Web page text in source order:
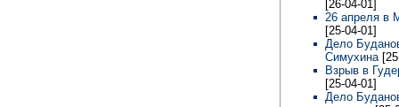
[26-04-01]
26 апреля в
[25-04-01]
Дело
Симухина
Взрыв в
[25-04-01]
Дело